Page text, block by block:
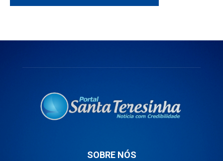
SOBRE NÓS